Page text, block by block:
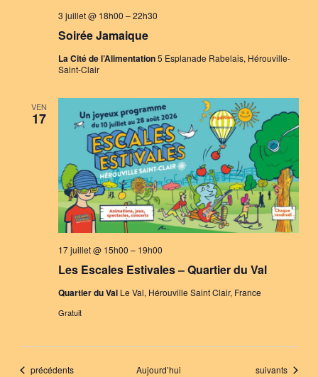
Soirée Jamaique
3 juillet @ 18h00 –22h30
La Cité de l’Alimentation5 Esplanade Rabelais, Hérouville-
Saint-Clair
VEN
17
Les Escales Estivales – Quartier du Val
17 juillet @ 15h00 – 19h00
Quartier du Val Le Val, Hérouville Saint Clair, France
Gratuit
Évènements
précédents Aujourd’hui Évènements
suivants